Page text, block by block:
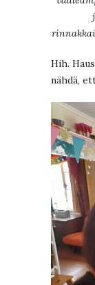
Hih.
nähdä,